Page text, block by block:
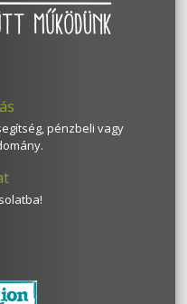
pénzbeli vagy